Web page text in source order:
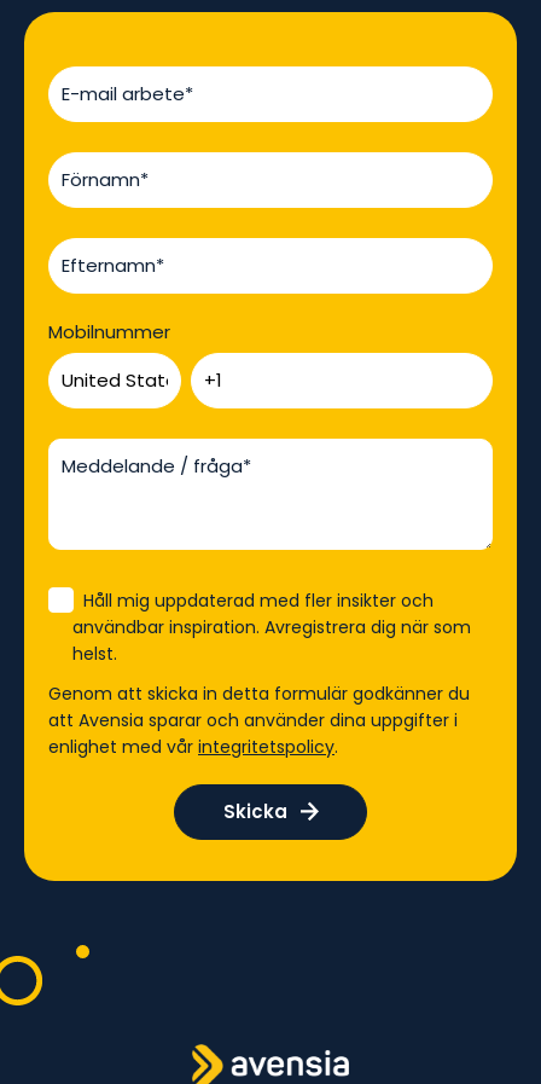
Mobilnummer
Håll mig uppdaterad med fler insikter och
användbar inspiration. Avregistrera dig när som
helst.
Genom att skicka in detta formulär godkänner du
att Avensia sparar och använder dina uppgifter i
enlighet med vår integritetspolicy.